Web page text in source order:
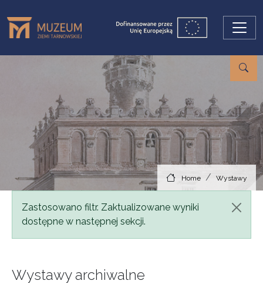
Home Wystawy
Status message
Zastosowano filtr. Zaktualizowane wyniki
dostępne w następnej sekcji.
Wystawy archiwalne